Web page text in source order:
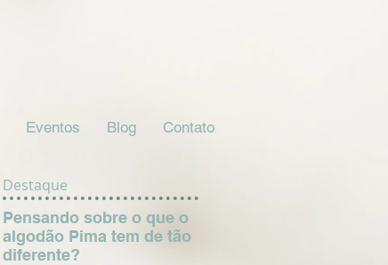
Eventos Blog Contato
Destaque
Pensando sobre o que o
algodão Pima tem de tão
diferente?